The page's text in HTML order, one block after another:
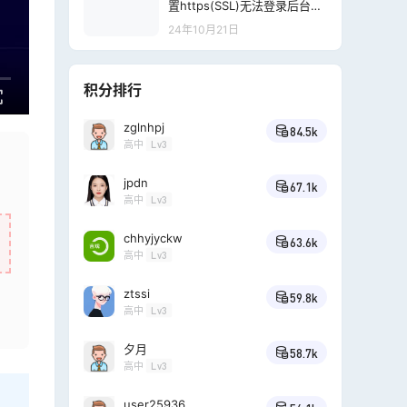
置https(SSL)无法登录后台&
页面样式丢失
24年10月21日
积分排行
zglnhpj
高中 Lv3
84.5k
jpdn
高中 Lv3
67.1k
chhyjyckw
高中 Lv3
63.6k
ztssi
高中 Lv3
59.8k
夕月
高中 Lv3
58.7k